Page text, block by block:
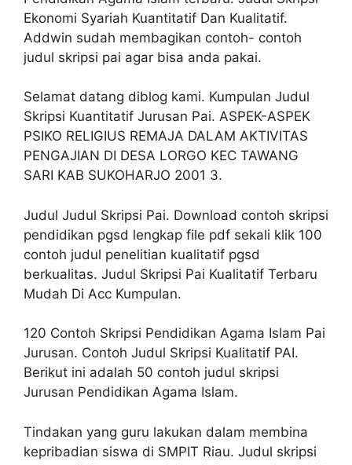
Ekonomi Syariah Kuantitatif Dan Kualitatif.
Addwin sudah membagikan contoh- contoh
judul skripsi pai agar bisa anda pakai.
Selamat datang diblog kami. Kumpulan Judul
Skripsi Kuantitatif Jurusan Pai. ASPEK-ASPEK
PSIKO RELIGIUS REMAJA DALAM AKTIVITAS
PENGAJIAN DI DESA LORGO KEC TAWANG
SARI KAB SUKOHARJO 2001 3.
Judul Judul Skripsi Pai. Download contoh skripsi
pendidikan pgsd lengkap file pdf sekali klik 100
contoh judul penelitian kualitatif pgsd
berkualitas. Judul Skripsi Pai Kualitatif Terbaru
Mudah Di Acc Kumpulan.
120 Contoh Skripsi Pendidikan Agama Islam Pai
Jurusan. Contoh Judul Skripsi Kualitatif PAI.
Berikut ini adalah 50 contoh judul skripsi
Jurusan Pendidikan Agama Islam.
Tindakan yang guru lakukan dalam membina
kepribadian siswa di SMPIT Riau. Judul skripsi